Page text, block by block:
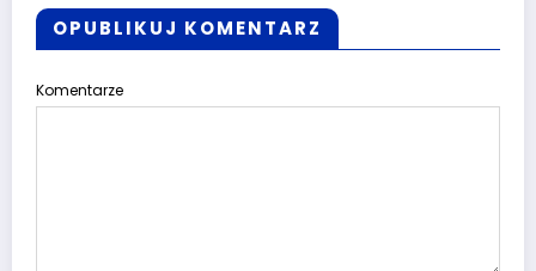
OPUBLIKUJ KOMENTARZ
Komentarze